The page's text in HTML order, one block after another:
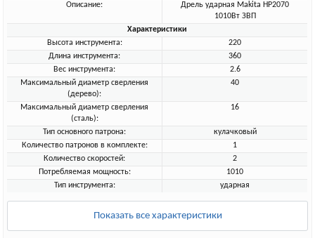
Описание:
Дрель ударная Makita HP2070
1010Вт ЗBП
Характеристики
Высота инструмента:
220
Длина инструмента:
360
Вес инструмента:
2.6
Максимальный диаметр сверления
(дерево):
40
Максимальный диаметр сверления
(сталь):
16
Тип основного патрона:
кулачковый
Количество патронов в комплекте:
1
Количество скоростей:
2
Потребляемая мощность:
1010
Тип инструмента:
ударная
Показать все характеристики